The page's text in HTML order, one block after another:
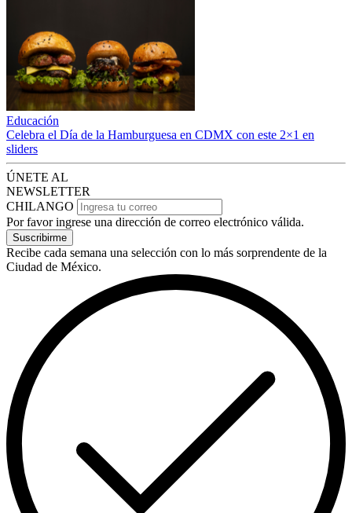
Educación
Celebra el Día de la Hamburguesa en CDMX con este 2×1 en
sliders
ÚNETE AL
NEWSLETTER
CHILANGO
Por favor ingrese una dirección de correo electrónico válida.
Suscribirme
Recibe cada semana una selección con lo más sorprendente de la
Ciudad de México.